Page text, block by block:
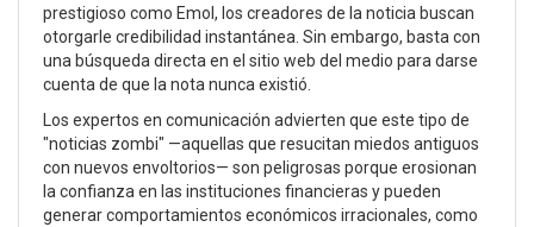
prestigioso como Emol, los creadores de la noticia buscan
otorgarle credibilidad instantánea. Sin embargo, basta con
una búsqueda directa en el sitio web del medio para darse
cuenta de que la nota nunca existió.
Los expertos en comunicación advierten que este tipo de
"noticias zombi" —aquellas que resucitan miedos antiguos
con nuevos envoltorios— son peligrosas porque erosionan
la confianza en las instituciones financieras y pueden
generar comportamientos económicos irracionales, como